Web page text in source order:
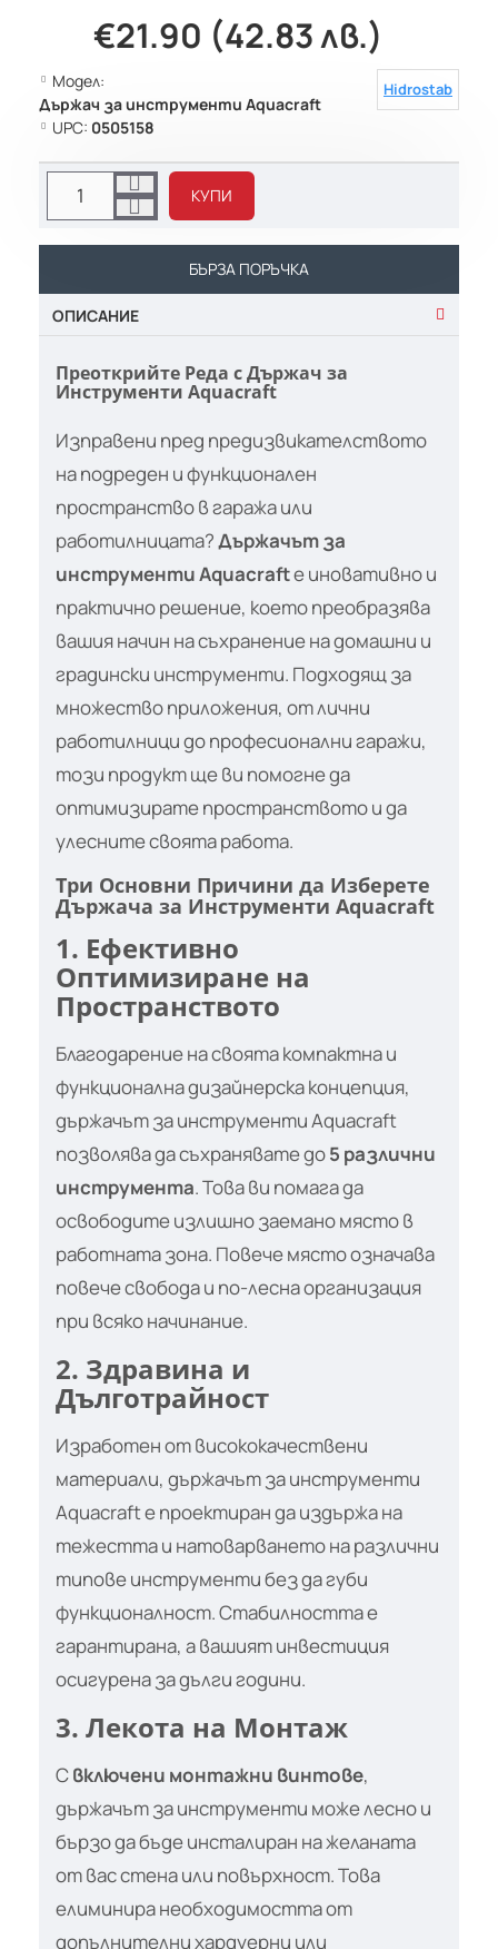
€21.90 (42.83 лв.)
Модел:
Държач за инструменти Aquacraft
UPC: 0505158
Hidrostab
КУПИ
БЪРЗА ПОРЪЧКА
ОПИСАНИЕ
Преоткрийте Реда с Държач за
Инструменти Aquacraft
Изправени пред предизвикателството
на подреден и функционален
пространство в гаража или
работилницата?Държачът за
инструменти Aquacraftе иновативно и
практично решение, което преобразява
вашия начин на съхранение на домашни и
градински инструменти. Подходящ за
множество приложения, от лични
работилници до професионални гаражи,
този продукт ще ви помогне да
оптимизирате пространството и да
улесните своята работа.
Три Основни Причини да Изберете
Държача за Инструменти Aquacraft
1. Ефективно
Оптимизиране на
Пространството
Благодарение на своята компактна и
функционална дизайнерска концепция,
държачът за инструменти Aquacraft
позволява да съхранявате до5 различни
инструмента. Това ви помага да
освободите излишно заемано място в
работната зона. Повече място означава
повече свобода и по-лесна организация
при всяко начинание.
2. Здравина и
Дълготрайност
Изработен от висококачествени
материали, държачът за инструменти
Aquacraft е проектиран да издържа на
тежестта и натоварването на различни
типове инструменти без да губи
функционалност. Стабилността е
гарантирана, а вашият инвестиция
осигурена за дълги години.
3. Лекота на Монтаж
Свключени монтажни винтове,
държачът за инструменти може лесно и
бързо да бъде инсталиран на желаната
от вас стена или повърхност. Това
елиминира необходимостта от
допълнителни хардуерни или